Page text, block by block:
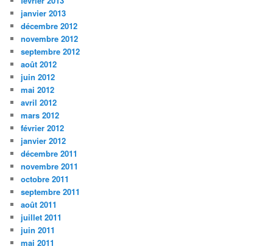
janvier 2013
décembre 2012
novembre 2012
septembre 2012
août 2012
juin 2012
mai 2012
avril 2012
mars 2012
février 2012
janvier 2012
décembre 2011
novembre 2011
octobre 2011
septembre 2011
août 2011
juillet 2011
juin 2011
mai 2011